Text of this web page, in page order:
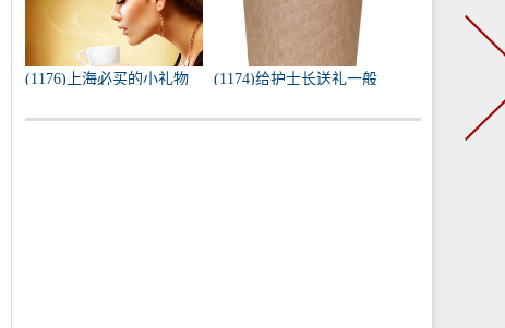
(1176)上海必买的小礼物
(1174)给护士长送礼一般
实用的东西）